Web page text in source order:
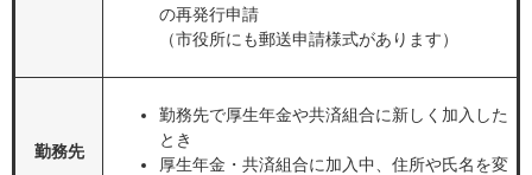
の再発行申請
（市役所にも郵送申請様式があります）
勤務先
勤務先で厚生年金や共済組合に新しく加入した
とき
厚生年金・共済組合に加入中、住所や氏名を変